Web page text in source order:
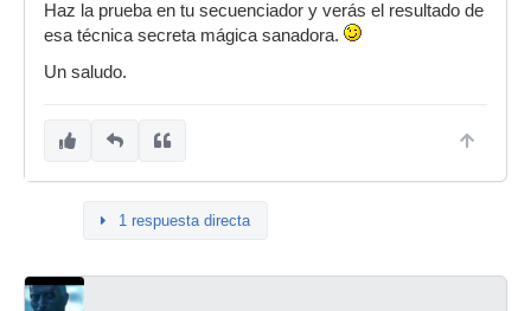
Haz la prueba en tu secuenciador y verás el resultado de
esa técnica secreta mágica sanadora.
Un saludo.
1 respuesta directa